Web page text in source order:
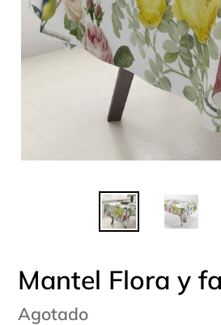
Mantel Flora y
Precio
Agotado